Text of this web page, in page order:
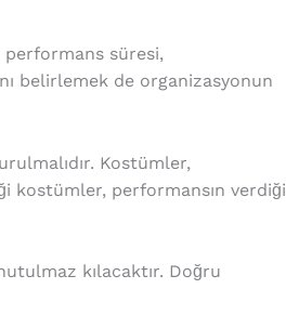
süresi,
belirlemek de organizasyonun
Kostümler,
kostümler, performansın verdiği
kılacaktır. Doğru